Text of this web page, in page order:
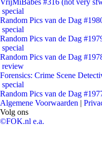
VrijMiBabes #316 (not very
special
Random Pics van de Dag
special
Random Pics van de Dag
special
Random Pics van de Dag
review
Forensics: Crime Scene
special
Random Pics van de Dag
Algemene Voorwaarden |
Volg ons
©FOK.nl e.a.